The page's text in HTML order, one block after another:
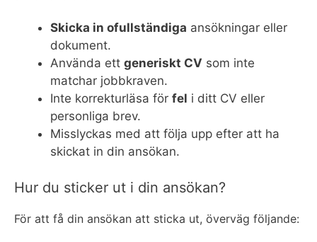
Skicka in ofullständiga ansökningar eller
dokument.
Använda ett generiskt CV som inte
matchar jobbkraven.
Inte korrekturläsa för fel i ditt CV eller
personliga brev.
Misslyckas med att följa upp efter att ha
skickat in din ansökan.
Hur du sticker ut i din ansökan?
För att få din ansökan att sticka ut, överväg följande: